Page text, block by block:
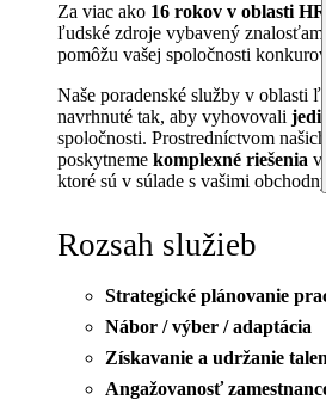
Za viac ako 16 rokov v oblasti HR
ľudské zdroje vybavený
pomôžu vašej spoločnosti
Naše poradenské služby v oblasti
navrhnuté tak, aby vyhovovali
spoločnosti. Prostredníctvom
poskytneme komplexné riešenia v
ktoré sú v súlade s vašimi
Rozsah služieb
Strategické plánovanie
Nábor / výber / adaptácia
Získavanie a udržanie
Angažovanosť